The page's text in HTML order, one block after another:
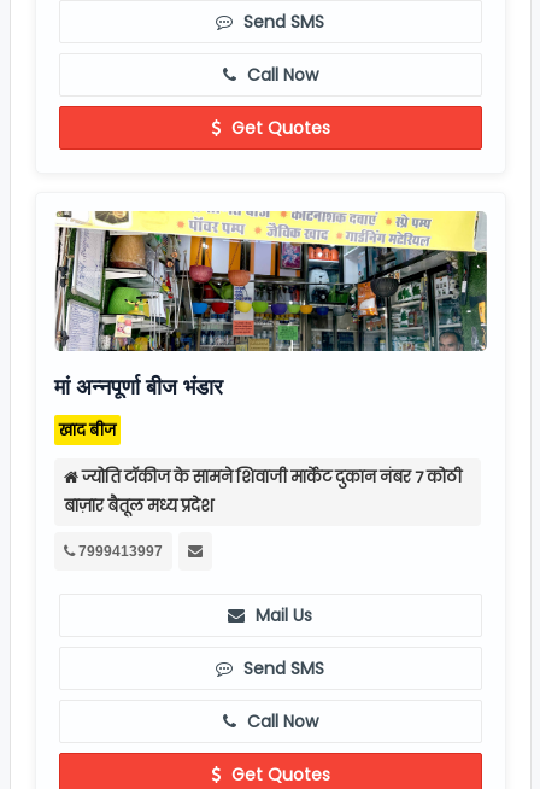
Call Now
Get Quotes
मां अन्नपूर्णा बीज भंडार
खाद बीज
ज्योति टॉकीज के सामने शिवाजी मार्केट दुकान नंबर 7 कोठी
7999413997
Send SMS
Call Now
Get Quotes